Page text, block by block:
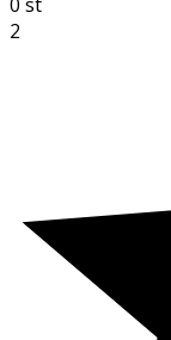
2